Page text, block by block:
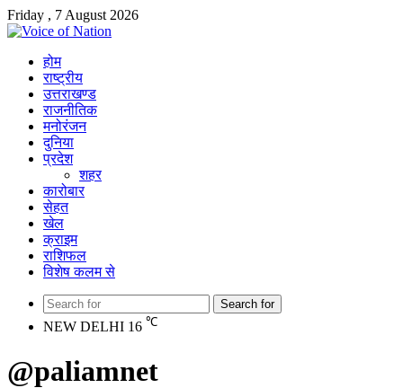
Friday , 7 August 2026
होम
राष्ट्रीय
उत्तराखण्ड
राजनीतिक
मनोरंजन
दुनिया
प्रदेश
शहर
कारोबार
सेहत
खेल
क्राइम
राशिफल
विशेष कलम से
Search for
NEW DELHI 16 ℃
@paliamnet